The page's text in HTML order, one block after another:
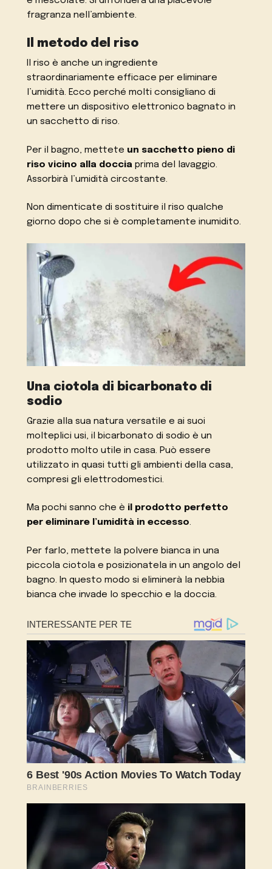
fragranza nell’ambiente.
Il metodo del riso
Il riso è anche un ingrediente
straordinariamente efficace per eliminare
l’umidità. Ecco perché molti consigliano di
mettere un dispositivo elettronico bagnato in
un sacchetto di riso.
Per il bagno, mettete un sacchetto pieno di
riso vicino alla doccia prima del lavaggio.
Assorbirà l’umidità circostante.
Non dimenticate di sostituire il riso qualche
giorno dopo che si è completamente inumidito.
Una ciotola di bicarbonato di
sodio
Grazie alla sua natura versatile e ai suoi
molteplici usi, il bicarbonato di sodio è un
prodotto molto utile in casa. Può essere
utilizzato in quasi tutti gli ambienti della casa,
compresi gli elettrodomestici.
Ma pochi sanno che è il prodotto perfetto
per eliminare l’umidità in eccesso.
Per farlo, mettete la polvere bianca in una
piccola ciotola e posizionatela in un angolo del
bagno. In questo modo si eliminerà la nebbia
bianca che invade lo specchio e la doccia.